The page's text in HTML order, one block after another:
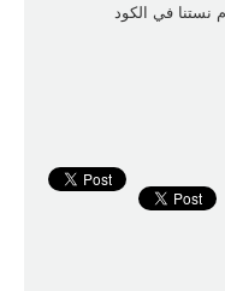
بنمرويا و ليوم عندي 3 ايام نستنا في الكود